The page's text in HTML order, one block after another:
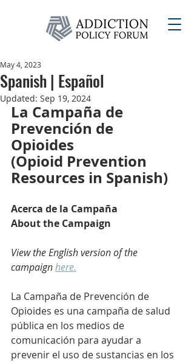
Spanish | Español
May 4, 2023
Updated: Sep 19, 2024
La Campaña de
Prevención de
Opioides
(Opioid Prevention
Resources in Spanish)
Acerca de la Campaña
About the Campaign
View the English version of the
campaign here.
La Campaña de Prevención de
Opioides es una campaña de salud
pública en los medios de
comunicación para ayudar a
prevenir el uso de sustancias en los